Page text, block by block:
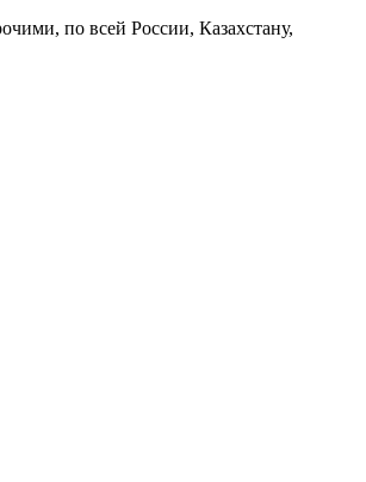
по всей России, Казахстану,